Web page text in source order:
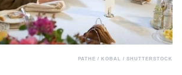
PATHE / KOBAL / SHUTTERSTOCK